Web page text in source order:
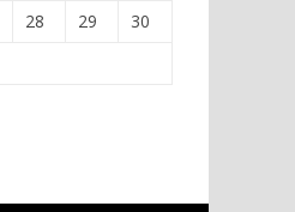
28 29
30